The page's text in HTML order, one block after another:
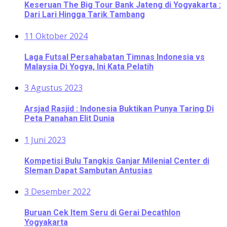
Keseruan The Big Tour Bank Jateng di Yogyakarta :
Dari Lari Hingga Tarik Tambang
11 Oktober 2024
Laga Futsal Persahabatan Timnas Indonesia vs
Malaysia Di Yogya, Ini Kata Pelatih
3 Agustus 2023
Arsjad Rasjid : Indonesia Buktikan Punya Taring Di
Peta Panahan Elit Dunia
1 Juni 2023
Kompetisi Bulu Tangkis Ganjar Milenial Center di
Sleman Dapat Sambutan Antusias
3 Desember 2022
Buruan Cek Item Seru di Gerai Decathlon
Yogyakarta